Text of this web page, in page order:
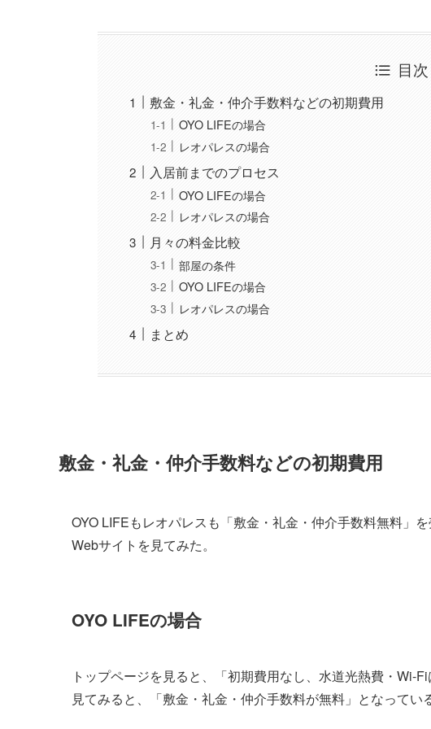
目次
敷金・礼金・仲介手数料などの初期費用
OYO LIFEの場合
レオパレスの場合
入居前までのプロセス
OYO LIFEの場合
レオパレスの場合
月々の料金比較
部屋の条件
OYO LIFEの場合
レオパレスの場合
まとめ
敷金・礼金・仲介手数料などの初期費用
OYO LIFEもレオパレスも「敷金・礼金・仲介手数料無料」
Webサイトを見てみた。
OYO LIFEの場合
トップページを見ると、「初期費用なし、水道光熱費・Wi-
見てみると、「敷金・礼金・仲介手数料が無料」となっている